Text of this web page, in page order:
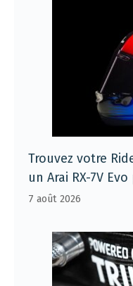
Trouvez votre
un Arai RX-7V
7 août 2026